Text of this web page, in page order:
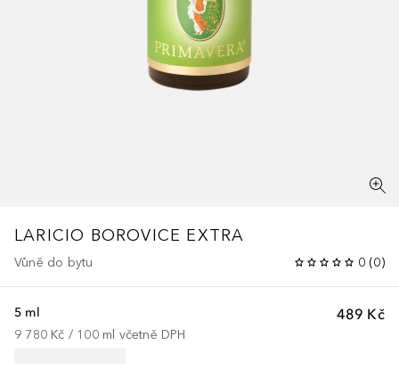
LARICIO BOROVICE EXTRA
Vůně do bytu 0 (0)
489 Kč
5 ml
9 780 Kč / 100 ml včetně DPH